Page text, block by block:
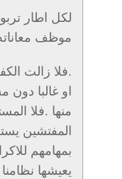
لكل اطار
موظف
.فلا زالت
او غالبا دون
منها .فلا
المفتشين
بمهامهم
يعيشها